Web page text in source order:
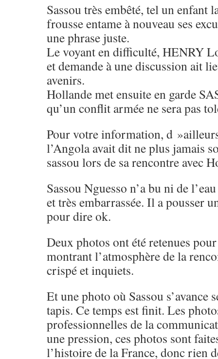
Sassou très embêté, tel un enfant
frousse entame à nouveau ses
une phrase juste.
Le voyant en difficulté, HENRY
et demande à une discussion ait
avenirs.
Hollande met ensuite en garde
qu’un conflit armée ne sera pas
Pour votre information, d
l’Angola avait dit ne plus jamais
sassou lors de sa rencontre avec
Sassou Nguesso n’a bu ni de
et très embarrassée. Il a pousser
pour dire ok.
Deux photos ont été retenues
montrant l’atmosphère de la
crispé et inquiets.
Et une photo où Sassou s’avance
tapis. Ce temps est finit. Les
professionnelles de la
une pression, ces photos sont
l’histoire de la France, donc rien